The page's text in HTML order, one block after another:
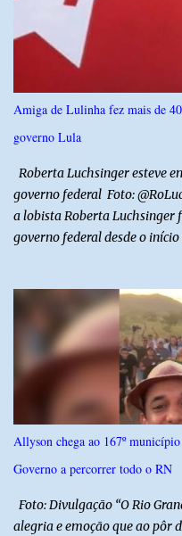
Um dos condutores
ao Hospital Regional
flagrante. O exame pericial
organismo está em
motorista e uma mulher
estava no carro com o grupo,
Amiga de Lulinha fez mais de
governo Lula
Roberta Luchsinger esteve
governo federal Foto:
a lobista Roberta Luchsinger
governo federal desde o
públicos que participam dos
lobista esteve no Palácio do
Desenvolvimento Social,
sócio de Lulinha. Os
oficiais. Fábio Luís é alvo de
30, a pedido da PF, que
pública. Segundo a Polícia
ajuda de Luchsinger e se
Allyson chega ao 167º
Governo a percorrer todo o RN
Foto: Divulgação “O Rio
alegria e emoção que ao pôr